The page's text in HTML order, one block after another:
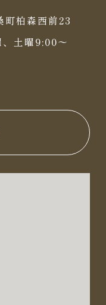
柏森西前23
土曜9:00〜